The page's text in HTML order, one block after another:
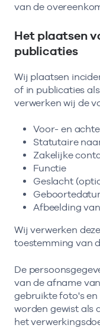
van de
Het plaatsen
publicaties
Wij plaatsen
of in publicaties
verwerken wij de
Voor- en
Statutaire
Zakelijke
Functie
Geslacht
Afbeelding
Wij verwerken
toestemming van
De
van de afname
gebruikte foto's
worden gewist als
het